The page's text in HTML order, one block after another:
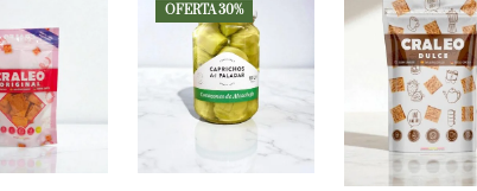
OFERTA 30%